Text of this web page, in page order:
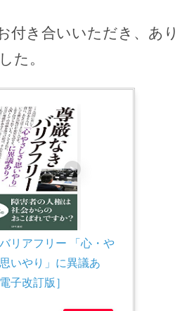
付き合いいただき、あり
た。
リアフリー 「心・や
いやり」に異議あ
子改訂版］